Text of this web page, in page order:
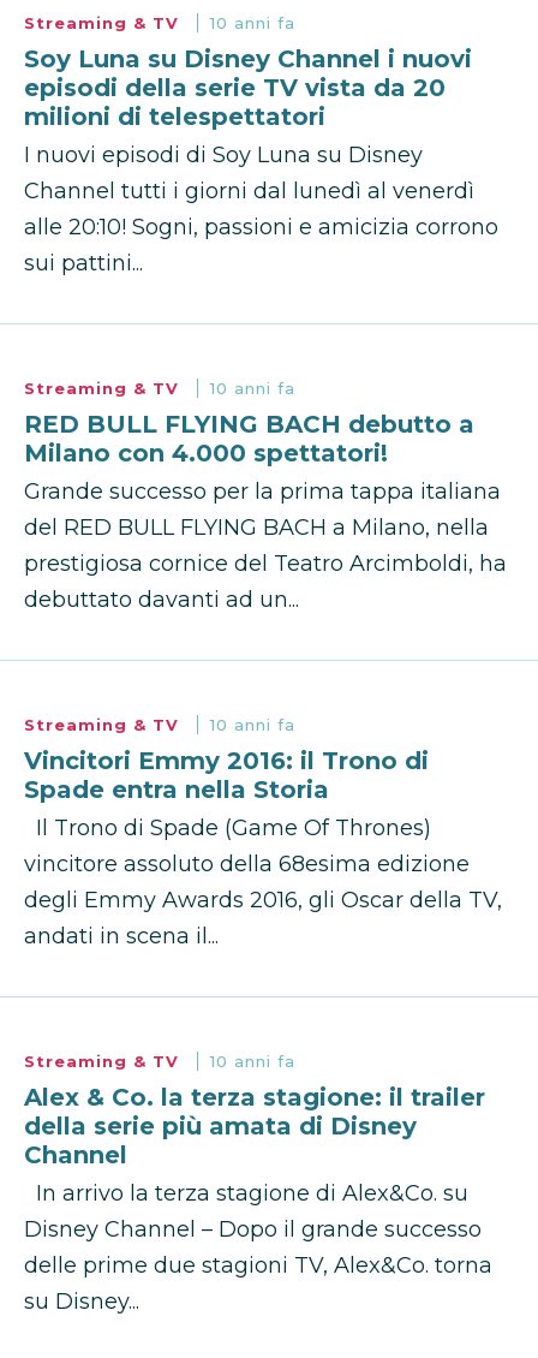
Streaming & TV 10 anni fa
Soy Luna su Disney Channel i nuovi
episodi della serie TV vista da 20
milioni di telespettatori
I nuovi episodi di Soy Luna su Disney
Channel tutti i giorni dal lunedì al venerdì
alle 20:10! Sogni, passioni e amicizia corrono
sui pattini...
Streaming & TV 10 anni fa
RED BULL FLYING BACH debutto a
Milano con 4.000 spettatori!
Grande successo per la prima tappa italiana
del RED BULL FLYING BACH a Milano, nella
prestigiosa cornice del Teatro Arcimboldi, ha
debuttato davanti ad un...
Streaming & TV 10 anni fa
Vincitori Emmy 2016: il Trono di
Spade entra nella Storia
Il Trono di Spade (Game Of Thrones)
vincitore assoluto della 68esima edizione
degli Emmy Awards 2016, gli Oscar della TV,
andati in scena il...
Streaming & TV 10 anni fa
Alex & Co. la terza stagione: il trailer
della serie più amata di Disney
Channel
In arrivo la terza stagione di Alex&Co. su
Disney Channel – Dopo il grande successo
delle prime due stagioni TV, Alex&Co. torna
su Disney...